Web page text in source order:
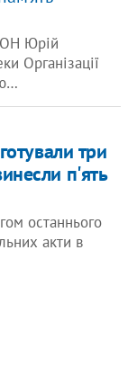
Юрій
Організації
три
п'ять
останнього
акти в